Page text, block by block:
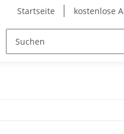
Startseite kostenlose
Englisch